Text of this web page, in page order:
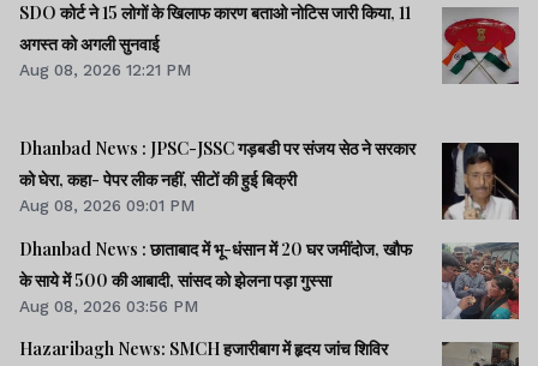
SDO कोर्ट ने 15 लोगों के खिलाफ कारण बताओ नोटिस जारी किया, 11
अगस्त को अगली सुनवाई
Aug 08, 2026 12:21 PM
Dhanbad News : JPSC-JSSC गड़बडी पर संजय सेठ ने सरकार
को घेरा, कहा- पेपर लीक नहीं, सीटों की हुई बिक्री
Aug 08, 2026 09:01 PM
Dhanbad News : छाताबाद में भू-धंसान में 20 घर जमींदोज, खौफ
के साये में 500 की आबादी, सांसद को झेलना पड़ा गुस्सा
Aug 08, 2026 03:56 PM
Hazaribagh News: SMCH हजारीबाग में हृदय जांच शिविर